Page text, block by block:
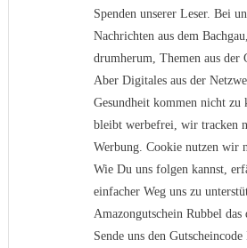
Spenden unserer Leser. Bei
Nachrichten aus dem
drumherum, Themen aus der
Aber Digitales aus der
Gesundheit kommen nicht
bleibt werbefrei, wir tracken
Werbung. Cookie nutzen wir
Wie Du uns folgen kannst,
einfacher Weg uns zu
Amazongutschein Rubbel
Sende uns den